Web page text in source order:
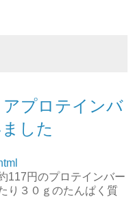
プロテインバ
した
117円のプロテインバー
り３０ｇのたんぱく質